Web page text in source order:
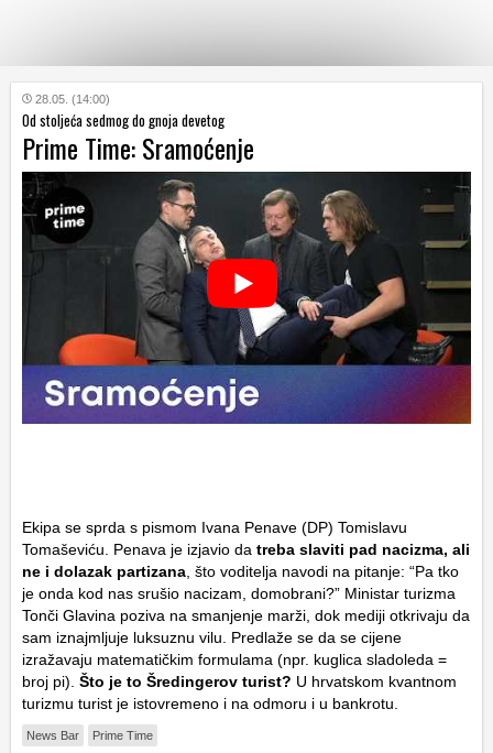
KATEGORIJE
HRVATSKI
WEB
28.05. (14:00)
Od stoljeća sedmog do gnoja devetog
Prime Time: Sramoćenje
Ekipa se sprda s pismom Ivana Penave (DP) Tomislavu
Tomaševiću. Penava je izjavio da treba slaviti pad nacizma, ali
ne i dolazak partizana , što voditelja navodi na pitanje: “Pa tko
je onda kod nas srušio nacizam, domobrani?” Ministar turizma
Tonči Glavina poziva na smanjenje marži, dok mediji otkrivaju da
sam iznajmljuje luksuznu vilu. Predlaže se da se cijene
izražavaju matematičkim formulama (npr. kuglica sladoleda =
broj pi). Što je to Šredingerov turist? U hrvatskom kvantnom
turizmu turist je istovremeno i na odmoru i u bankrotu.
News Bar Prime Time